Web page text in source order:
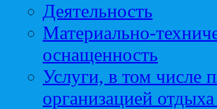
Деятельность
Материально-
оснащенность
Услуги, в том числе
организацией